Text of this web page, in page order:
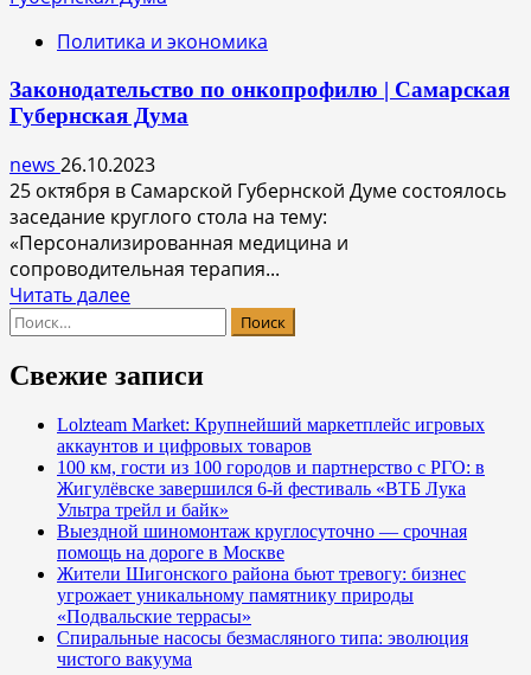
в
аграриям
Политика и экономика
Законодательство по онкопрофилю | Самарская
Губернская Дума
news 26.10.2023
25 октября в Самарской Губернской Думе состоялось
заседание круглого стола на тему:
«Персонализированная медицина и
сопроводительная терапия...
Читать далееПрочитать
о
Законодательство
онкопрофилю
|
Самарская
Губернская
Дума
Найти:
Свежие записи
Lolzteam Market: Крупнейший маркетплейс игровых
аккаунтов и цифровых товаров
100 км, гости из 100 городов и партнерство с РГО: в
Жигулёвске завершился 6-й фестиваль «ВТБ Лука
Ультра трейл и байк»
Выездной шиномонтаж круглосуточно — срочная
помощь на дороге в Москве
Жители Шигонского района бьют тревогу: бизнес
угрожает уникальному памятнику природы
«Подвальские террасы»
Спиральные насосы безмасляного типа: эволюция
чистого вакуума